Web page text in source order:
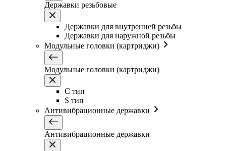
Державки резьбовые
Державки для внутренней резьбы
Державки для наружной резьбы
Модульные головки (картриджи)
Модульные головки (картриджи)
C тип
S тип
Антивибрационные державки
Антивибрационные державки